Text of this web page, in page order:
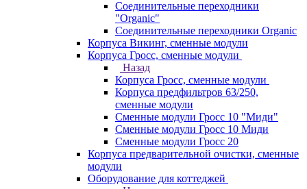
Соединительные переходники
"Organic"
Соединительные переходники Organic
Корпуса Викинг, сменные модули
Корпуса Гросс, сменные модули
Назад
Корпуса Гросс, сменные модули
Корпуса предфильтров 63/250,
сменные модули
Сменные модули Гросс 10 "Миди"
Сменные модули Гросс 10 Миди
Сменные модули Гросс 20
Корпуса предварительной очистки, сменные
модули
Оборудование для коттеджей